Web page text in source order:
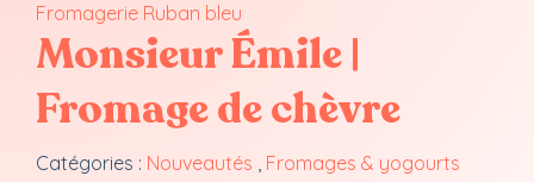
Fromagerie Ruban bleu
Monsieur Émile |
Fromage de chèvre
Catégories : Nouveautés , Fromages & yogourts